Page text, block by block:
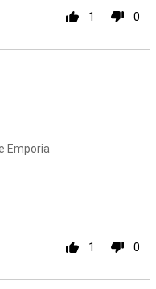
1 0
Emporia
1 0